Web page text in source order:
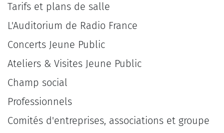
Tarifs et plans de salle
L'Auditorium de Radio France
Concerts Jeune Public
Ateliers & Visites Jeune Public
Champ social
Professionnels
Comités d'entreprises, associations et groupe